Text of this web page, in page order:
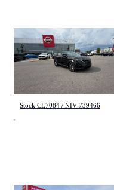
Nissan Ariya
EVOLVE+ 2024
43 944 $
Stock CL7084 / NIV 739466